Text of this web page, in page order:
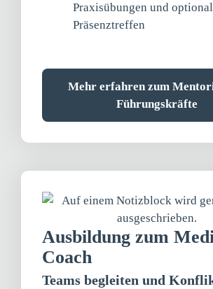
Praxisübungen und
Präsenztreffen
Mehr erfahren zum
Führungskräfte
Ausbildung zum
Coach
Teams begleiten und